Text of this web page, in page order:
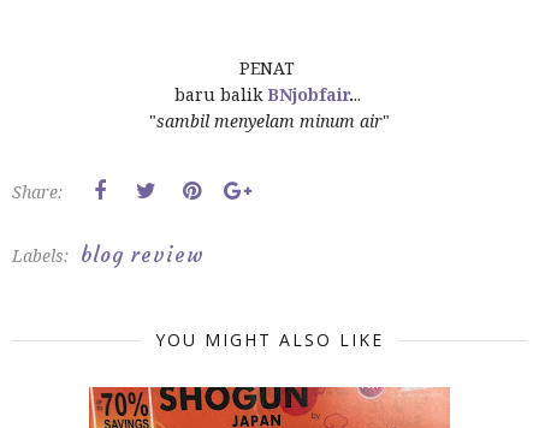
PENAT
baru balikBNjobfair...
"sambil menyelam minum air"
Share:
Labels: blog review
YOU MIGHT ALSO LIKE